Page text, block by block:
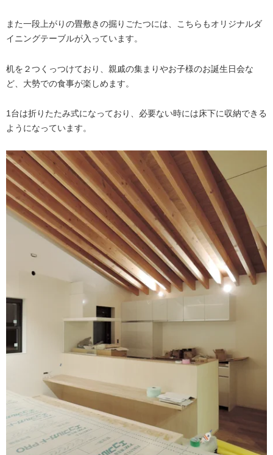
また一段上がりの畳敷きの掘りごたつには、こちらもオリジナルダ
イニングテーブルが入っています。
机を２つくっつけており、親戚の集まりやお子様のお誕生日会な
ど、大勢での食事が楽しめます。
1台は折りたたみ式になっており、必要ない時には床下に収納できる
ようになっています。